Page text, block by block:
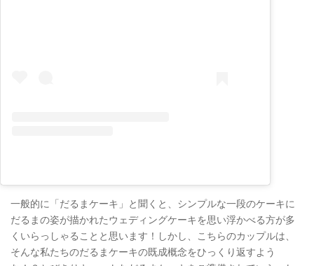
一般的に「だるまケーキ」と聞くと、シンプルな一段のケーキに
だるまの姿が描かれたウェディングケーキを思い浮かべる方が多
くいらっしゃることと思います！しかし、こちらのカップルは、
そんな私たちのだるまケーキの既成概念をひっくり返すよう